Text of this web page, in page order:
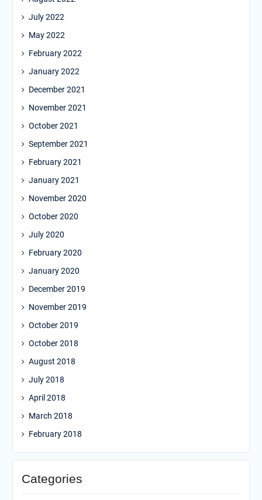
July 2022
May 2022
February 2022
January 2022
December 2021
November 2021
October 2021
September 2021
February 2021
January 2021
November 2020
October 2020
July 2020
February 2020
January 2020
December 2019
November 2019
October 2019
October 2018
August 2018
July 2018
April 2018
March 2018
February 2018
Categories